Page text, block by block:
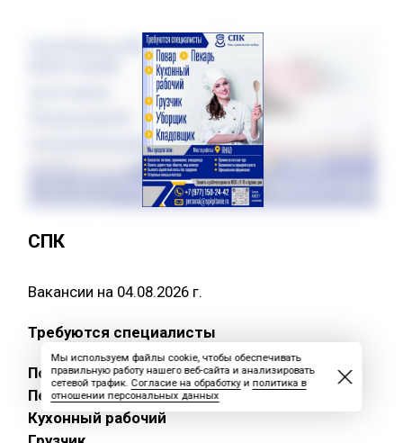
СПК
Вакансии на 04.08.2026 г.
Требуются специалисты
Повар
Пекарь
Кухонный рабочий
Мы используем файлы cookie, чтобы обеспечивать
правильную работу нашего веб-сайта и анализировать
сетевой трафик. Согласие на обработкуи политика в
отношении персональных данных